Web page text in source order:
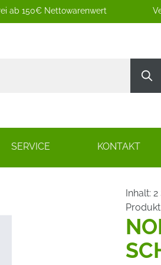
ab 150€ Nettowarenwert
SERVICE KONTAKT
Inhalt: 2